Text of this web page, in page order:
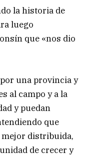
la historia de
luego
que «nos dio
una provincia y
al campo y a la
y puedan
que
mejor distribuida,
de crecer y